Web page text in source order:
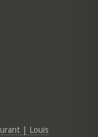
| Louis